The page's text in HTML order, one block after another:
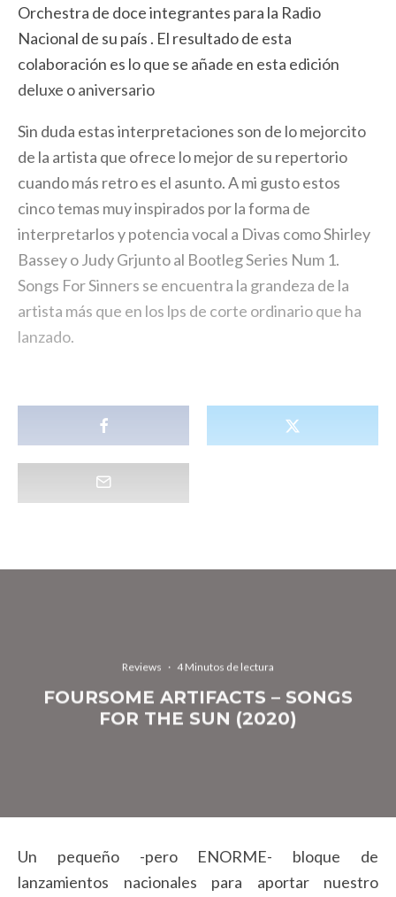
Orchestra de doce integrantes para la Radio
Nacional de su país . El resultado de esta
colaboración es lo que se añade en esta edición
deluxe o aniversario
Sin duda estas interpretaciones son de lo mejorcito
de la artista que ofrece lo mejor de su repertorio
cuando más retro es el asunto. A mi gusto estos
cinco temas muy inspirados por la forma de
interpretarlos y potencia vocal a Divas como Shirley
Bassey o Judy Grjunto al Bootleg Series Num 1.
Songs For Sinners se encuentra la grandeza de la
artista más que en los lps de corte ordinario que ha
lanzado.
Reviews · 4 Minutos de lectura
FOURSOME ARTIFACTS – SONGS
FOR THE SUN (2020)
Un pequeño -pero ENORME- bloque de
lanzamientos nacionales para aportar nuestro